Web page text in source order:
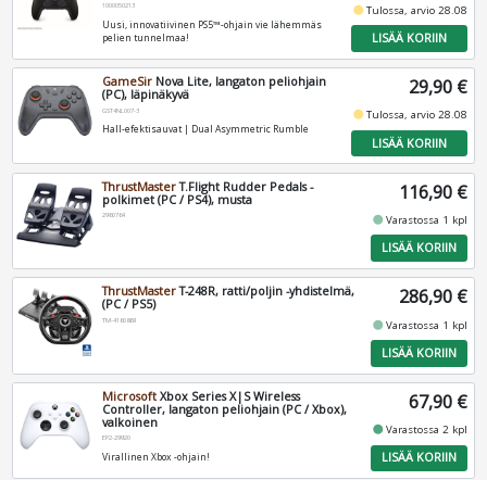
1000050213
Uusi, innovatiivinen PS5™-ohjain vie lähemmäs
pelien tunnelmaa!
fiber_manual_recordTulossa, arvio 28.08
LISÄÄ KORIIN
GameSir Nova Lite, langaton peliohjain
(PC), läpinäkyvä
GST4NL007-3
Hall-efektisauvat | Dual Asymmetric Rumble
29,90 €
fiber_manual_recordTulossa, arvio 28.08
LISÄÄ KORIIN
ThrustMasterT.Flight Rudder Pedals -
polkimet (PC / PS4), musta
2960764
116,90 €
fiber_manual_recordVarastossa 1 kpl
LISÄÄ KORIIN
ThrustMasterT-248R, ratti/poljin -yhdistelmä,
(PC / PS5)
TM-4160869
286,90 €
fiber_manual_recordVarastossa 1 kpl
LISÄÄ KORIIN
Microsoft Xbox Series X|S Wireless
Controller, langaton peliohjain (PC / Xbox),
valkoinen
EP2-29920
Virallinen Xbox -ohjain!
67,90 €
fiber_manual_recordVarastossa 2 kpl
LISÄÄ KORIIN